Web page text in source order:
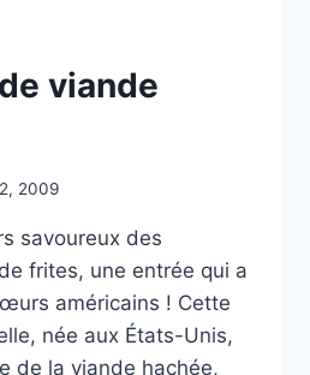
viande
2009
savoureux des
frites, une entrée qui a
américains ! Cette
née aux États-Unis,
de la viande hachée,